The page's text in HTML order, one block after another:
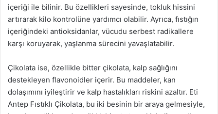
içeriği ile bilinir. Bu özellikleri sayesinde, tokluk hissini
artırarak kilo kontrolüne yardımcı olabilir. Ayrıca, fıstığın
içeriğindeki antioksidanlar, vücudu serbest radikallere
karşı koruyarak, yaşlanma sürecini yavaşlatabilir.
Çikolata ise, özellikle bitter çikolata, kalp sağlığını
destekleyen flavonoidler içerir. Bu maddeler, kan
dolaşımını iyileştirir ve kalp hastalıkları riskini azaltır. Eti
Antep Fıstıklı Çikolata, bu iki besinin bir araya gelmesiyle,